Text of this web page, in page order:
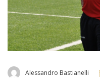
Alessandro Bastianelli